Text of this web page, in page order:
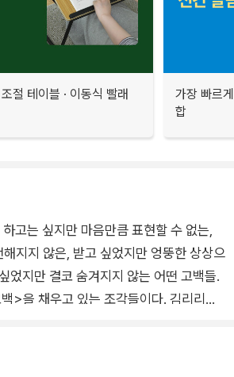
절 테이블 · 이동식 빨래
가장 빠르
합
고는 싶지만 마음만큼 표현할 수 없는,
지지 않은, 받고 싶었지만 엉뚱한 상상으
었지만 결코 숨겨지지 않는 어떤 고백들.
>을 채우고 있는 조각들이다. 김리리는
사를 만들어 낸다. 자신의 작품을 읽으며
과 계속 소통하고 싶었던 작가의 고민이